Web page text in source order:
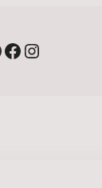
Facebook
Instagram